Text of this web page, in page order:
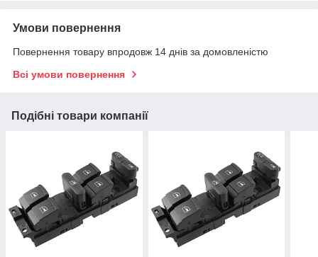
Умови повернення
Повернення товару впродовж 14 днів за домовленістю
Всі умови повернення
Подібні товари компанії